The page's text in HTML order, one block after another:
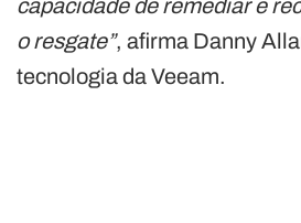
capacidade de remediar e
o resgate”, afirma Danny
tecnologia da Veeam.